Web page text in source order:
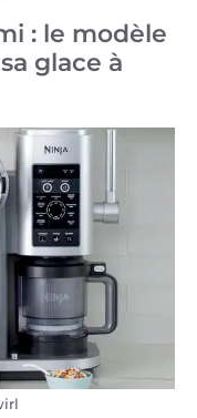
: le modèle
glace à